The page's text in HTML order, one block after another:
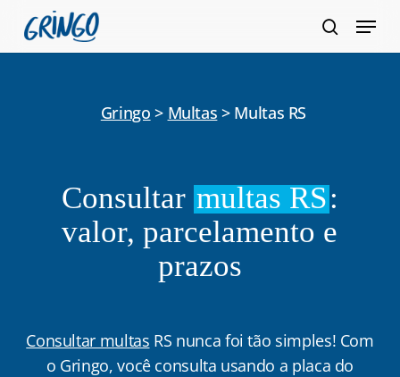
Pular
para
Menu
Gringo > Multas > Multas RS
Consultar multas RS:
valor, parcelamento e
prazos
Consultar multas RS nunca foi tão simples! Com
o Gringo, você consulta usando a placa do